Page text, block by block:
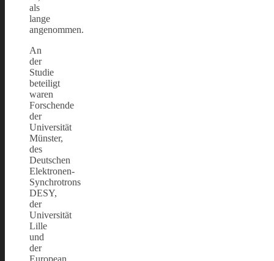
als
lange
angenommen.
An
der
Studie
beteiligt
waren
Forschende
der
Universität
Münster,
des
Deutschen
Elektronen-
Synchrotrons
DESY,
der
Universität
Lille
und
der
European